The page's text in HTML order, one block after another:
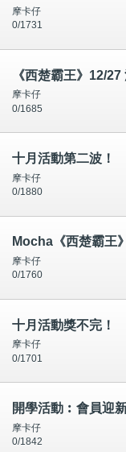
摩卡仔
0/1731
《西楚霸王》12/
摩卡仔
0/1685
十月活動第二波！
摩卡仔
0/1880
Mocha《西楚霸
摩卡仔
0/1760
十月活動獎不完！
摩卡仔
0/1701
開學活動︰會員迎
摩卡仔
0/1842